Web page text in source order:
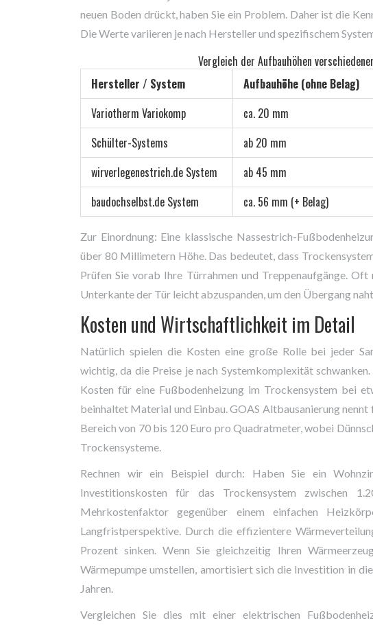
neuen Boden drückt, haben Sie ein Problem. Daher ist die
Die Werte variieren je nach Hersteller und spezifischem
Vergleich der Aufbauhöhen
Hersteller / System
Aufbauhöhe (ohne Belag)
Variotherm Variokomp
ca. 20 mm
Schülter-Systems
ab 20 mm
wirverlegenestrich.de System
ab 45 mm
baudochselbst.de System
ca. 56 mm (+ Belag)
Zur Einordnung: Eine klassische Nassestrich-
über 80 Millimetern Höhe. Das bedeutet, dass
Prüfen Sie vorab Ihre Türrahmen und Treppenaufgänge.
Unterkante der Tür leicht abzuspanden, um den Übergang
Kosten und Wirtschaftlichkeit im Detail
Natürlich spielen die Kosten eine große Rolle bei jeder
wichtig, da die Preise je nach Systemkomplexität
Kosten für eine Fußbodenheizung im Trockensystem bei
beinhaltet Material und Einbau. GOAS Altbausanierung nennt
Bereich von 70 bis 120 Euro pro Quadratmeter, wobei
Trockensysteme.
Rechnen wir ein Beispiel durch: Haben Sie ein
Investitionskosten für das Trockensystem zwischen
Mehrkostenfaktor gegenüber einem einfachen
Langfristperspektive. Durch die effizientere
Prozent sinken. Wenn Sie gleichzeitig Ihren
Wärmepumpe umstellen, amortisiert sich die Investition in
Jahren.
Vergleichen Sie dies mit einer elektrischen